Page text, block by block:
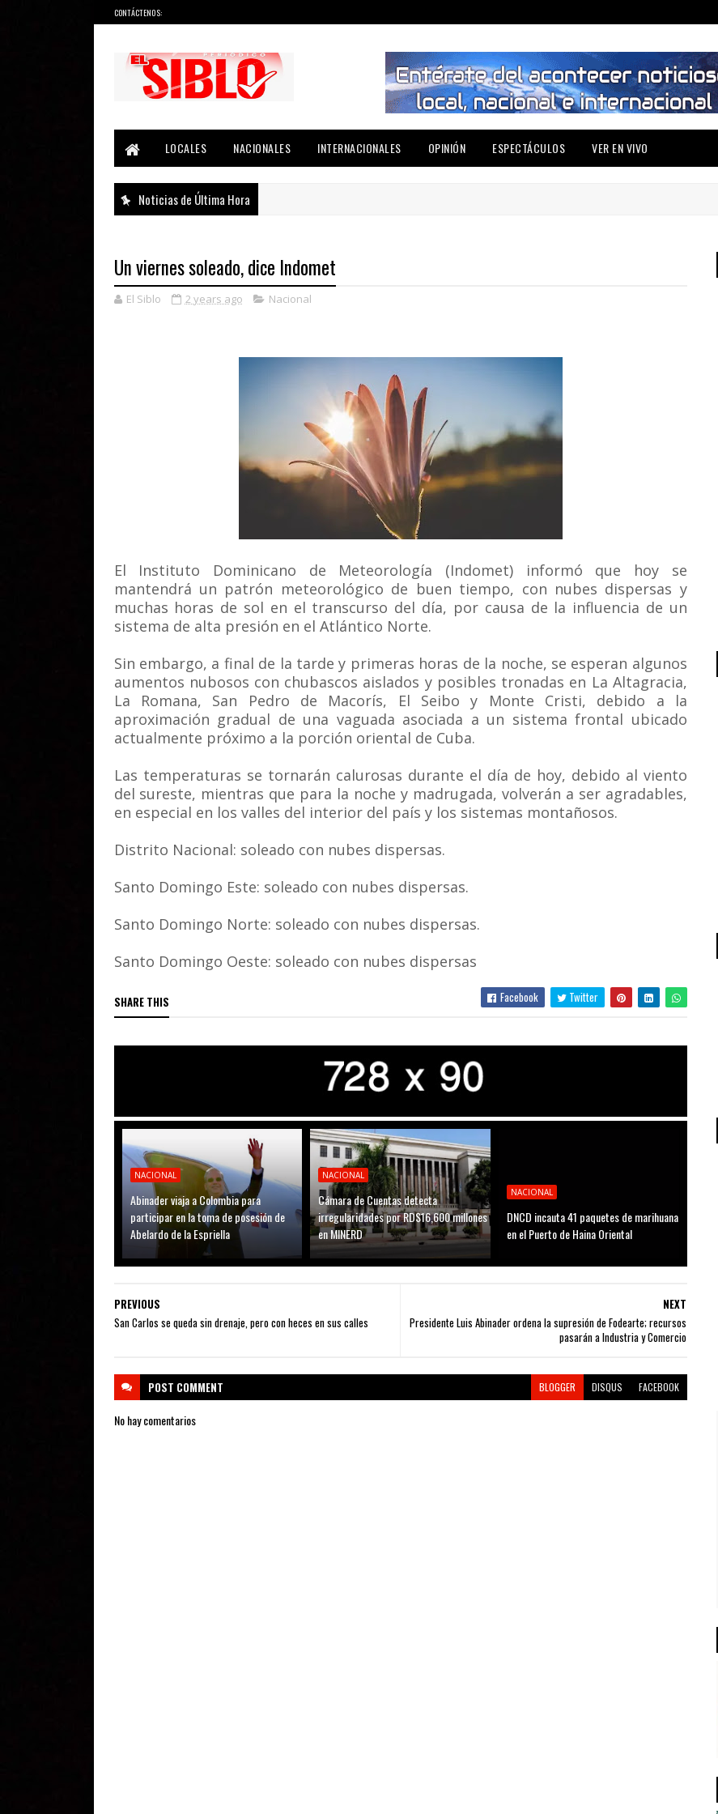
CONTÁCTENOS:
LOCALES
NACIONALES INTERNACIONALES OPINIÓN ESPECTÁCULOS VER EN VIVO
Noticias de Última Hora
Un viernes soleado, dice Indomet
El Siblo 2 years ago Nacional
El Instituto Dominicano de Meteorología (Indomet) informó que hoy se
mantendrá un patrón meteorológico de buen tiempo, con nubes dispersas y
muchas horas de sol en el transcurso del día, por causa de la influencia de un
sistema de alta presión en el Atlántico Norte.
Sin embargo, a final de la tarde y primeras horas de la noche, se esperan algunos
aumentos nubosos con chubascos aislados y posibles tronadas en La Altagracia,
La Romana, San Pedro de Macorís, El Seibo y Monte Cristi, debido a la
aproximación gradual de una vaguada asociada a un sistema frontal ubicado
actualmente próximo a la porción oriental de Cuba.
Las temperaturas se tornarán calurosas durante el día de hoy, debido al viento
del sureste, mientras que para la noche y madrugada, volverán a ser agradables,
en especial en los valles del interior del país y los sistemas montañosos.
Distrito Nacional: soleado con nubes dispersas.
Santo Domingo Este: soleado con nubes dispersas.
Santo Domingo Norte: soleado con nubes dispersas.
Santo Domingo Oeste: soleado con nubes dispersas
SHARE THIS Facebook Twitter
NACIONAL
Abinader viaja a Colombia para
participar en la toma de posesión de
Abelardo de la Espriella
NACIONAL
Cámara de Cuentas detecta
irregularidades por RD$16,600 millones
en MINERD
NACIONAL
DNCD incauta 41 paquetes de marihuana
en el Puerto de Haina Oriental
NEXT
Presidente Luis Abinader ordena la supresión de Fodearte; recursos
pasarán a Industria y Comercio
PREVIOUS
San Carlos se queda sin drenaje, pero con heces en sus calles
POST COMMENT BLOGGER DISQUS FACEBOOK
No hay comentarios